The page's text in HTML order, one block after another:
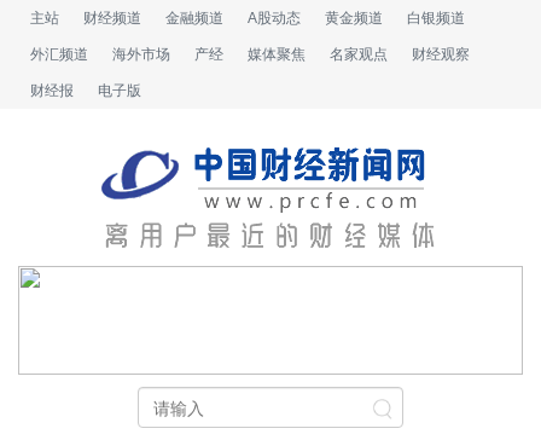
主站 财经频道 金融频道 A股动态 黄金频道 白银频道
外汇频道 海外市场 产经 媒体聚焦 名家观点 财经观察
财经报 电子版